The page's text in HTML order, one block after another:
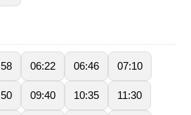
06:22 06:46 07:10
09:40 10:35 11:30